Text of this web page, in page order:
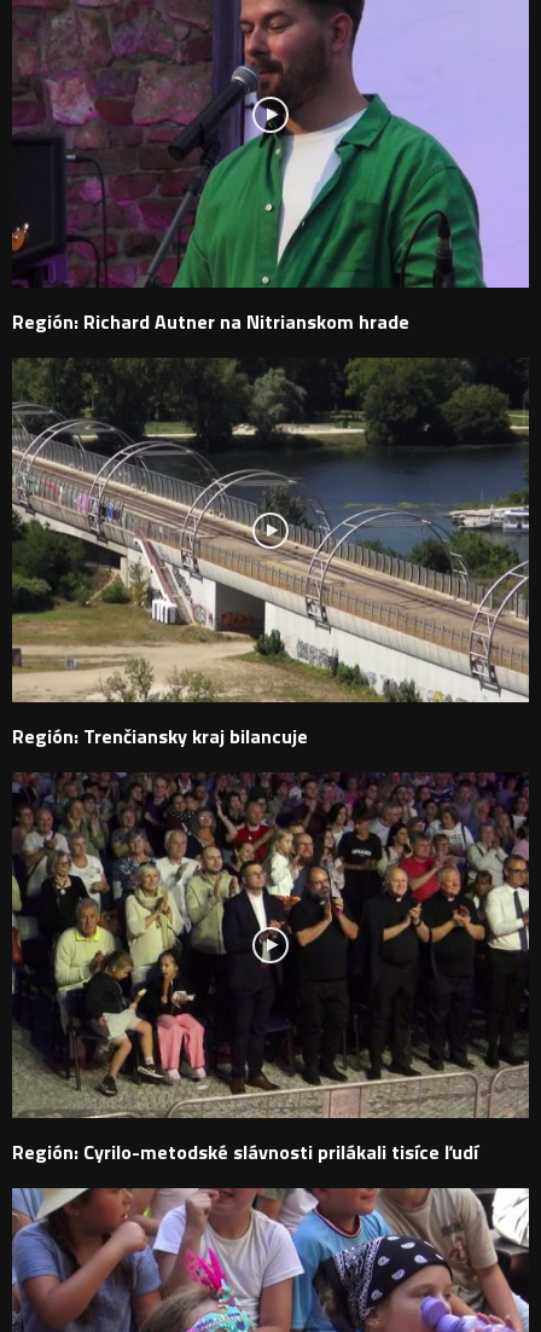
Región: Richard Autner na Nitrianskom hrade
Región: Trenčiansky kraj bilancuje
Región: Cyrilo-metodské slávnosti prilákali tisíce ľudí